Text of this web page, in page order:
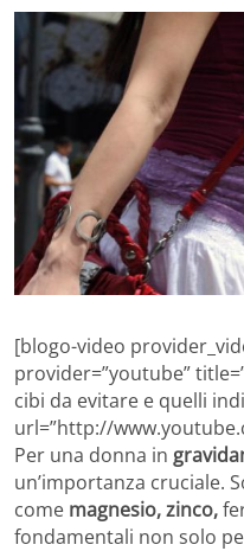
[blogo-video
provider=”youtube”
cibi da evitare e quelli
url=”http://
Per una donna in
un’importanza cruciale.
come magnesio, zinco,
fondamentali non solo